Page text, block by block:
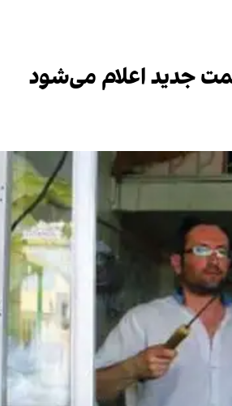
جدید اعلام می‌شود